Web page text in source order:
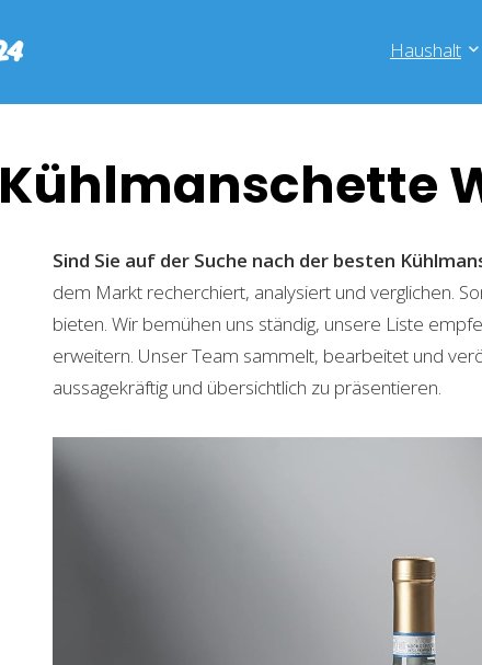
Haushalt
Kühlmanschette
Sind Sie auf der Suche nach der besten
dem Markt recherchiert, analysiert und verglichen.
bieten. Wir bemühen uns ständig, unsere Liste
erweitern. Unser Team sammelt, bearbeitet und
aussagekräftig und übersichtlich zu präsentieren.